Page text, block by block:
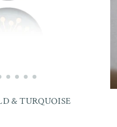
& TURQUOISE